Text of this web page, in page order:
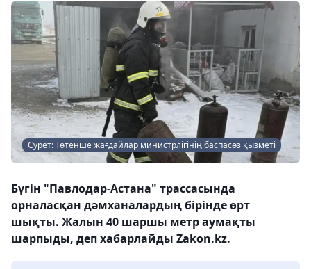
Сурет: Төтенше жағдайлар министрлігінің баспасөз қызметі
Бүгін "Павлодар-Астана" трассасында
орналасқан дәмханалардың бірінде өрт
шықты. Жалын 40 шаршы метр аумақты
шарпыды, деп хабарлайды Zakon.kz.